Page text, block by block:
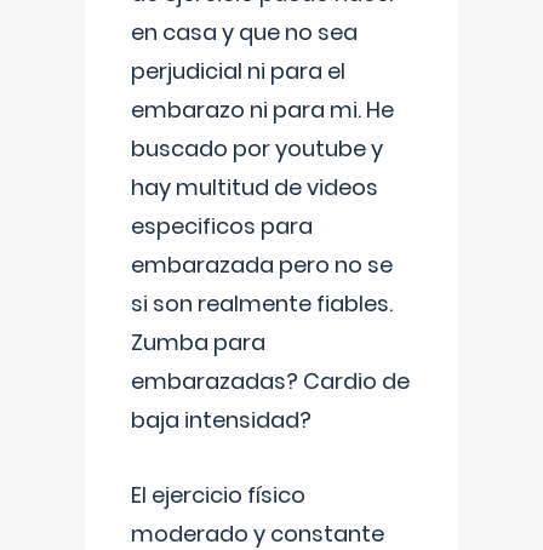
en casa y que no sea
perjudicial ni para el
embarazo ni para mi. He
buscado por youtube y
hay multitud de videos
especificos para
embarazada pero no se
si son realmente fiables.
Zumba para
embarazadas? Cardio de
baja intensidad?
El ejercicio físico
moderado y constante